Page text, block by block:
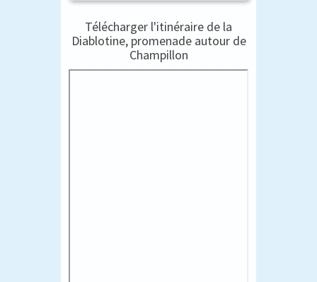
Télécharger l'itinéraire de la
Diablotine, promenade autour de
Champillon